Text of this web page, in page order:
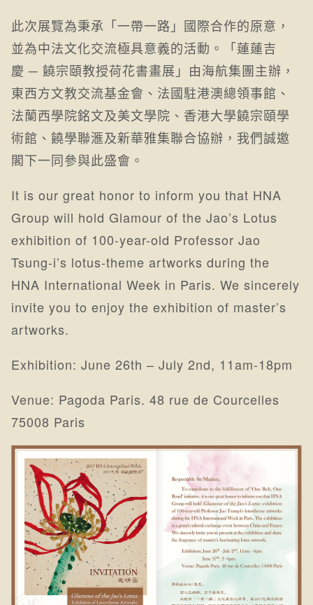
此次展覽為秉承「一帶一路」國際合作的原意，
並為中法文化交流極具意義的活動。「蓮蓮吉
慶 ─ 饒宗頤教授荷花書畫展」由海航集團主辦，
東西方文教交流基金會、法國駐港澳總領事館、
法蘭西學院銘文及美文學院、香港大學饒宗頤學
術館、饒學聯滙及新華雅集聯合協辦，我們誠邀
閣下一同參與此盛會。
It is our great honor to inform you that HNA
Group will hold Glamour of the Jao’s Lotus
exhibition of 100-year-old Professor Jao
Tsung-i’s lotus-theme artworks during the
HNA International Week in Paris. We sincerely
invite you to enjoy the exhibition of master’s
artworks.
Exhibition: June 26th – July 2nd, 11am-18pm
Venue: Pagoda Paris. 48 rue de Courcelles
75008 Paris